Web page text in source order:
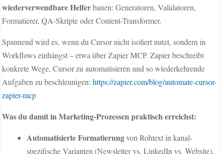
wiederverwendbare Helferbauen: Generatoren, Validatoren,
Formatierer, QA-Skripte oder Content-Transformer.
Spannend wird es, wenn du Cursor nicht isoliert nutzt, sondern in
Workflows einhängst – etwa über Zapier MCP. Zapier beschreibt
konkrete Wege, Cursor zu automatisieren und so wiederkehrende
Aufgaben zu beschleunigen:https://zapier.com/blog/automate-cursor-
zapier-mcp
Was du damit in Marketing-Prozessen praktisch erreichst:
Automatisierte Formatierungvon Rohtext in kanal-
spezifische Varianten (Newsletter vs. LinkedIn vs. Website).